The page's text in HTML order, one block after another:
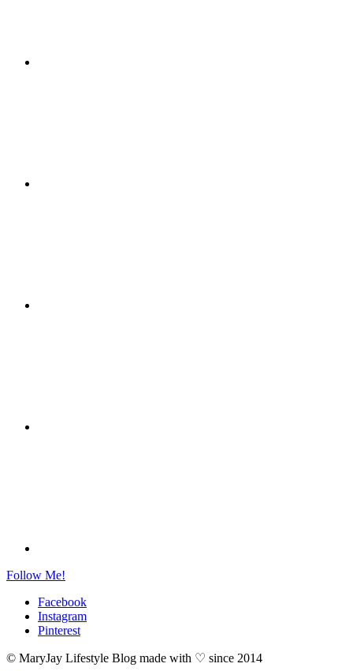
Follow Me!
Facebook
Instagram
Pinterest
© MaryJay Lifestyle Blog made with ♡ since 2014